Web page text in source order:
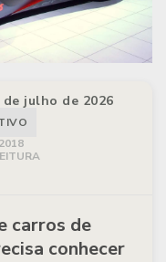
julho de 2026
carros de
conhecer